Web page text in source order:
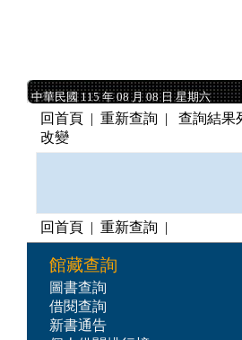
中華民國 115 年 08 月 08 日 星期六
中華民國 115 年 08 月 08 日 星期六
回首頁 | 重新查詢 | 查詢結果
改變
回首頁 | 重新查詢 |
館藏查詢
圖書查詢
借閱查詢
新書通告